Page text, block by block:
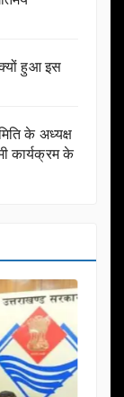
हुआ इस
के अध्यक्ष
कार्यक्रम के